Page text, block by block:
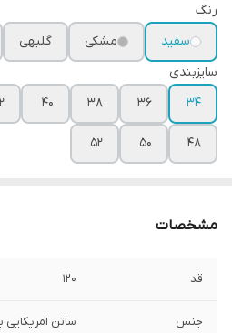
رنگ
سفید
مشکی گلبهی
سایزبندی
۳۴
۳۶ ۳۸ ۴۰
۴۸ ۵۰ ۵۲
مشخصات
قد ۱۲۰
جنس ساتن امریکایی